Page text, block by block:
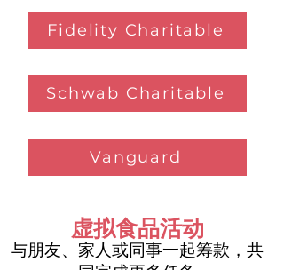
Fidelity Charitable
Schwab Charitable
Vanguard
虚拟食品活动
与朋友、家人或同事一起筹款，共